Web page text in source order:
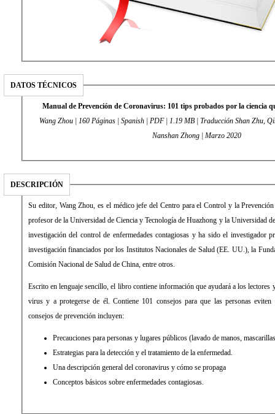
DATOS TÉCNICOS
Manual de Prevención de Coronavirus: 101 tips probados por la ciencia
Wang Zhou | 160 Páginas | Spanish | PDF | 1.19 MB | Traducción Shan Zhu,
Nanshan Zhong | Marzo 2020
DESCRIPCIÓN
Su editor, Wang Zhou, es el médico jefe del Centro para el Control y la
profesor de la Universidad de Ciencia y Tecnología de Huazhong y la Universidad
investigación del control de enfermedades contagiosas y ha sido el investigador
investigación financiados por los Institutos Nacionales de Salud (EE. UU.), la
Comisión Nacional de Salud de China, entre otros.
Escrito en lenguaje sencillo, el libro contiene información que ayudará a los lectores
virus y a protegerse de él. Contiene 101 consejos para que las personas
consejos de prevención incluyen:
Precauciones para personas y lugares públicos (lavado de manos,
Estrategias para la detección y el tratamiento de la enfermedad.
Una descripción general del coronavirus y cómo se propaga
Conceptos básicos sobre enfermedades contagiosas.